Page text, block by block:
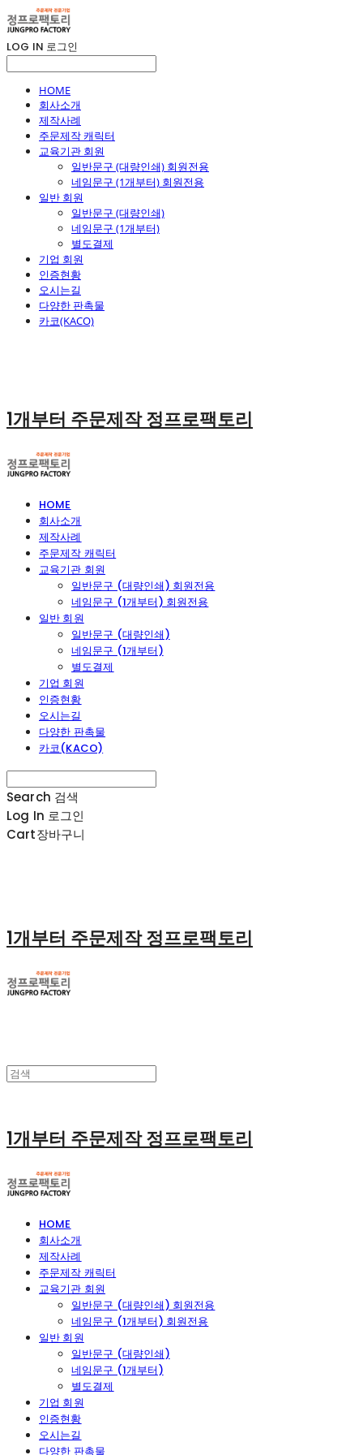
LOG IN 로그인
HOME
회사소개
제작사례
주문제작 캐릭터
교육기관 회원
일반문구 (대량인쇄) 회원전용
네임문구 (1개부터) 회원전용
일반 회원
일반문구 (대량인쇄)
네임문구 (1개부터)
별도결제
기업 회원
인증현황
오시는길
다양한 판촉물
카코(KACO)
1개부터 주문제작 정프로팩토리
HOME
회사소개
제작사례
주문제작 캐릭터
교육기관 회원
일반문구 (대량인쇄) 회원전용
네임문구 (1개부터) 회원전용
일반 회원
일반문구 (대량인쇄)
네임문구 (1개부터)
별도결제
기업 회원
인증현황
오시는길
다양한 판촉물
카코(KACO)
Search 검색
Log In 로그인
Cart장바구니
1개부터 주문제작 정프로팩토리
1개부터 주문제작 정프로팩토리
HOME
회사소개
제작사례
주문제작 캐릭터
교육기관 회원
일반문구 (대량인쇄) 회원전용
네임문구 (1개부터) 회원전용
일반 회원
일반문구 (대량인쇄)
네임문구 (1개부터)
별도결제
기업 회원
인증현황
오시는길
다양한 판촉물